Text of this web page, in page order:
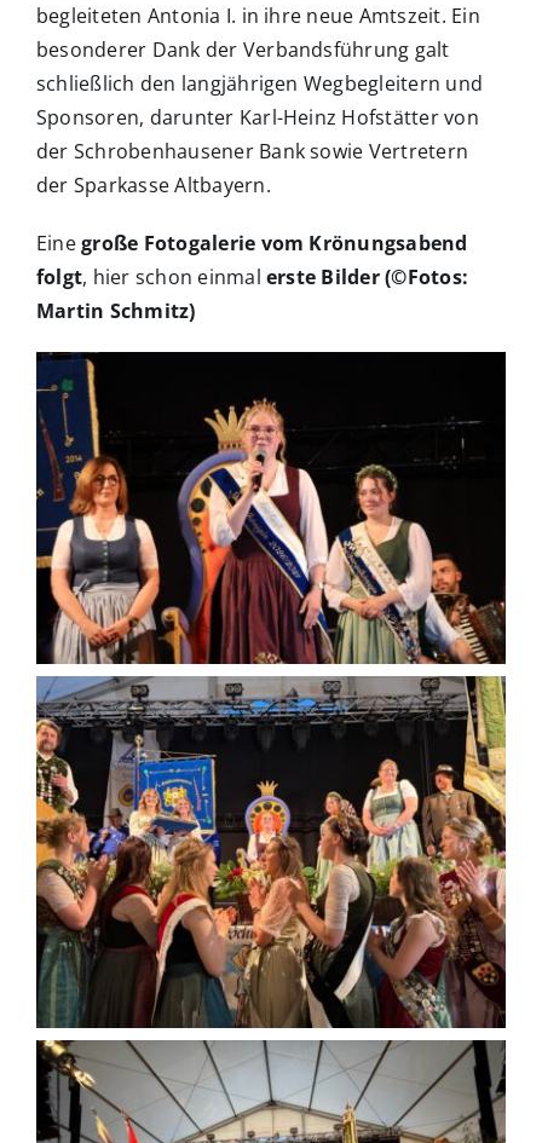
begleiteten Antonia I. in ihre neue Amtszeit. Ein
besonderer Dank der Verbandsführung galt
schließlich den langjährigen Wegbegleitern und
Sponsoren, darunter Karl-Heinz Hofstätter von
der Schrobenhausener Bank sowie Vertretern
der Sparkasse Altbayern.
Einegroße Fotogalerie vom Krönungsabend
folgt, hier schon einmalerste Bilder (©Fotos:
Martin Schmitz)